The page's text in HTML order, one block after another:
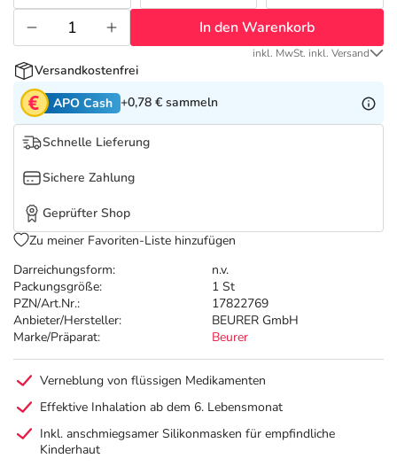
Tierapotheke
Vitamine & Mineralstoffe
Marken
Salus Deals
Darreichungsform:
n.v.
Packungsgröße:
1 St
PZN/Art.Nr.:
17822769
Anbieter/Hersteller:
BEURER GmbH
Marke/Präparat:
Beurer
In den Warenkorb
inkl. MwSt. inkl. Versand
Versandkostenfrei
APO Cash +0,78 € sammeln
Schnelle Lieferung
Sichere Zahlung
Geprüfter Shop
Zu meiner Favoriten-Liste hinzufügen
Verneblung von flüssigen Medikamenten
Effektive Inhalation ab dem 6. Lebensmonat
Inkl. anschmiegsamer Silikonmasken für empfindliche
Kinderhaut